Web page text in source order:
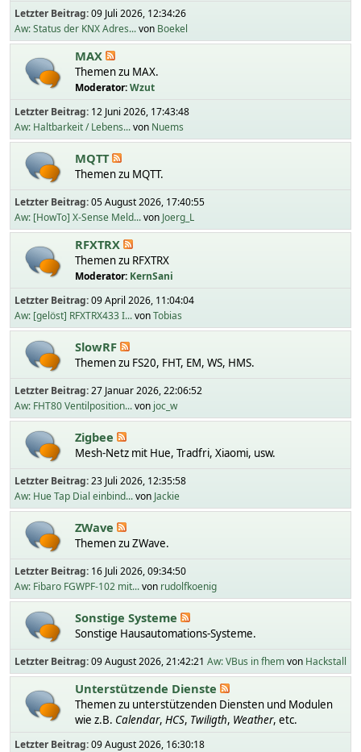
Letzter Beitrag:09 Juli 2026, 12:34:26
Aw: Status der KNX Adres...von Boekel
MAX
Themen zu MAX.
Moderator:Wzut
Letzter Beitrag: 12 Juni 2026, 17:43:48
Aw: Haltbarkeit / Lebens...von Nuems
MQTT
Themen zu MQTT.
Letzter Beitrag:05 August 2026, 17:40:55
Aw: [HowTo] X-Sense Meld...von Joerg_L
RFXTRX
Themen zu RFXTRX
Moderator: KernSani
Letzter Beitrag:09 April 2026, 11:04:04
Aw: [gelöst] RFXTRX433 I...vonTobias
SlowRF
Themen zu FS20, FHT, EM, WS, HMS.
Letzter Beitrag:27 Januar 2026, 22:06:52
Aw: FHT80 Ventilposition...von joc_w
Zigbee
Mesh-Netz mit Hue, Tradfri, Xiaomi, usw.
Letzter Beitrag:23 Juli 2026, 12:35:58
Aw: Hue Tap Dial einbind...von Jackie
ZWave
Themen zu ZWave.
Letzter Beitrag: 16 Juli 2026, 09:34:50
Aw: Fibaro FGWPF-102 mit...von rudolfkoenig
Sonstige Systeme
Sonstige Hausautomations-Systeme.
Letzter Beitrag:09 August 2026, 21:42:21 Aw: VBus in fhemvon Hackstall
Unterstützende Dienste
Themen zu unterstützenden Diensten und Modulen
wie z.B. Calendar, HCS, Twiligth, Weather, etc.
Letzter Beitrag:09 August 2026, 16:30:18